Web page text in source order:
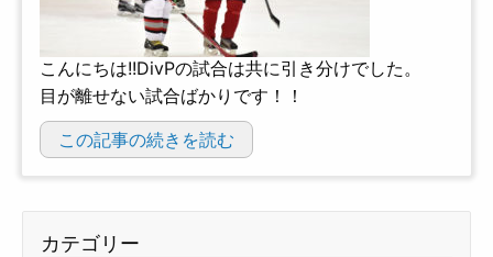
こんにちは!!DivPの試合は共に引き分けでした。
目が離せない試合ばかりです！！
この記事の続きを読む
カテゴリー